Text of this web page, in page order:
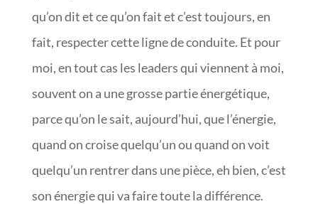
qu’on dit et ce qu’on fait et c’est toujours, en
fait, respecter cette ligne de conduite. Et pour
moi, en tout cas les leaders qui viennent à moi,
souvent on a une grosse partie énergétique,
parce qu’on le sait, aujourd’hui, que l’énergie,
quand on croise quelqu’un ou quand on voit
quelqu’un rentrer dans une pièce, eh bien, c’est
son énergie qui va faire toute la différence.